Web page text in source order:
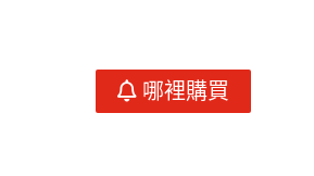
哪裡購買